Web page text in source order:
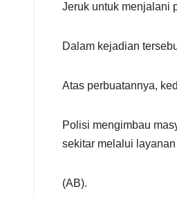
Jeruk untuk menjalani
Dalam kejadian
Atas perbuatannya,
Polisi mengimbau
sekitar melalui
(AB).